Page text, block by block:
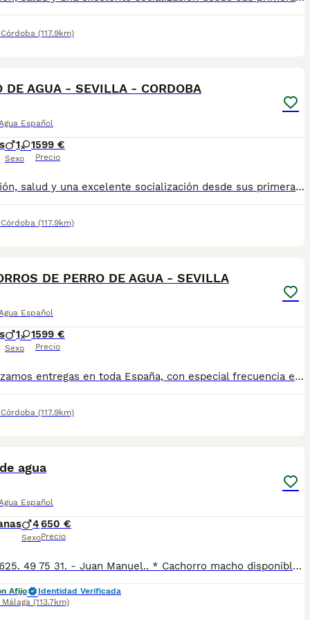
Córdoba (117.9km)
DE AGUA - SEVILLA - CORDOBA
Español
1 1
Sexo
599 €
Precio
dedicación, salud y una excelente socialización desde sus primeras semanas de vida, estaremos encantados de ayudarte. 🚚 Realizamos entregas en toda España, con especial frecuencia en **Andalucía**: Sevilla, Málaga, Cádiz, Córdoba, Granada, Jaén, Huelva y Almería. También entregamos habitualmente en Marbella, Jerez de la Frontera, Estepona, Fuengirola, Benalmádena, Mijas, Dos Hermanas y cualquier punto de España. **Entrega 100% a contrarreembolso.** No tendrás que adelantar el importe del cachorro. Lo recibirás en la puerta de tu casa mediante transporte especializado y podrás comprobar que todo está correcto antes de realizar el pago. Nuestros cachorros se entregan: ✅ Vacunados y desparasitados según su edad. ✅ Con microchip, cartilla veterinaria y documentación al día. ✅ Revisados veterinariamente antes de salir de nuestras instalaciones. ✅ Procedentes de excelentes líneas, seleccionadas por salud, carácter y morfología. ✅ Perfectamente socializados y acostumbrados al contacto diario con personas. ✅ Iniciados en el aprendizaje para hacer sus necesidades sobre empapador, facilitando su adaptación al nuevo hogar. ✅ Con asesoramiento personalizado antes y después de la entrega. Nuestro objetivo no es vender un cachorro más. Queremos que cada familia reciba un compañero sano, equilibrado y criado con el máximo cuidado desde el primer día. 📩 Si deseas fotografías, vídeos o más información, escríbenos por privado. Estaremos encantados de ayudarte a encontrar el compañero perfecto670864332 GRACIAS
Córdoba (117.9km)
DE PERRO DE AGUA - SEVILLA
Español
1 1
Sexo
599 €
Precio
🚚 Realizamos entregas en toda España, con especial frecuencia en **Andalucía**: Sevilla, Málaga, Cádiz, Córdoba, Granada, Jaén, Huelva y Almería. También entregamos habitualmente en Marbella, Jerez de la Frontera, Estepona, Fuengirola, Benalmádena, Mijas, Dos Hermanas y cualquier punto de España. **Entrega 100% a contrarreembolso.** No tendrás que adelantar el importe del cachorro. Lo recibirás en la puerta de tu casa mediante transporte especializado y podrás comprobar que todo está correcto antes de realizar el pago. Nuestros cachorros se entregan: ✅ Vacunados y desparasitados según su edad. ✅ Con microchip, cartilla veterinaria y documentación al día. ✅ Revisados veterinariamente antes de salir de nuestras instalaciones. ✅ Procedentes de excelentes líneas, seleccionadas por salud, carácter y morfología. ✅ Perfectamente socializados y acostumbrados al contacto diario con personas. ✅ Iniciados en el aprendizaje para hacer sus necesidades sobre empapador, facilitando su adaptación al nuevo hogar. ✅ Con asesoramiento personalizado antes y después de la entrega. Nuestro objetivo no es vender un cachorro más. Queremos que cada familia reciba un compañero sano, equilibrado y criado con el máximo cuidado desde el primer día. 📩 Si deseas fotografías, vídeos o más información, escríbenos por privado. Estaremos encantados de ayudarte a encontrar el compañero perfecto670864332
Córdoba (117.9km)
agua
Español
4
Sexo
650 €
Precio
-Tlfno. 625. 49 75 31. - Juan Manuel.. * Cachorro macho disponible, hay negro y también chocolate. * Se entregan vacunados y desparasitados con cartilla veterinaria. * Hacemos revisión veterinaria con test de Parvo y coronavirus para garantizar que están sanos.
Afijo
Identidad Verificada
Málaga (113.7km)